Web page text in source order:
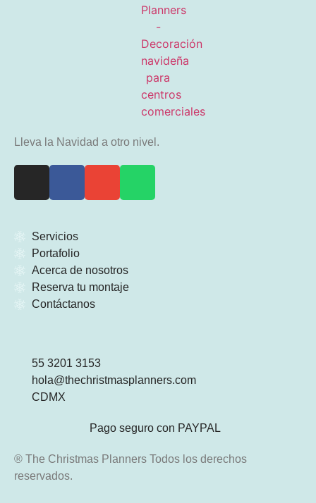
Lleva la Navidad a otro nivel.
Servicios
Portafolio
Acerca de nosotros
Reserva tu montaje
Contáctanos
55 3201 3153
hola@thechristmasplanners.com
CDMX
Pago seguro con PAYPAL
® The Christmas Planners Todos los derechos
reservados.